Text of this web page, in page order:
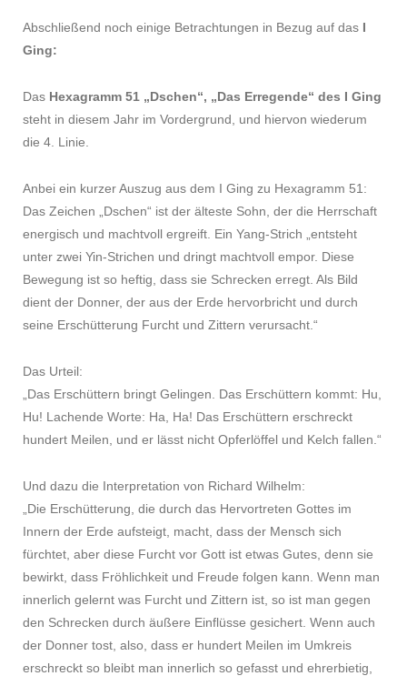
Abschließend noch einige Betrachtungen in Bezug auf das I
Ging:
Das Hexagramm 51 „Dschen“, „Das Erregende“ des I Ging
steht in diesem Jahr im Vordergrund, und hiervon wiederum
die 4. Linie.
Anbei ein kurzer Auszug aus dem I Ging zu Hexagramm 51:
Das Zeichen „Dschen“ ist der älteste Sohn, der die Herrschaft
energisch und machtvoll ergreift. Ein Yang-Strich „entsteht
unter zwei Yin-Strichen und dringt machtvoll empor. Diese
Bewegung ist so heftig, dass sie Schrecken erregt. Als Bild
dient der Donner, der aus der Erde hervorbricht und durch
seine Erschütterung Furcht und Zittern verursacht.“
Das Urteil:
„Das Erschüttern bringt Gelingen. Das Erschüttern kommt: Hu,
Hu! Lachende Worte: Ha, Ha! Das Erschüttern erschreckt
hundert Meilen, und er lässt nicht Opferlöffel und Kelch fallen.“
Und dazu die Interpretation von Richard Wilhelm:
„Die Erschütterung, die durch das Hervortreten Gottes im
Innern der Erde aufsteigt, macht, dass der Mensch sich
fürchtet, aber diese Furcht vor Gott ist etwas Gutes, denn sie
bewirkt, dass Fröhlichkeit und Freude folgen kann. Wenn man
innerlich gelernt was Furcht und Zittern ist, so ist man gegen
den Schrecken durch äußere Einflüsse gesichert. Wenn auch
der Donner tost, also, dass er hundert Meilen im Umkreis
erschreckt so bleibt man innerlich so gefasst und ehrerbietig,